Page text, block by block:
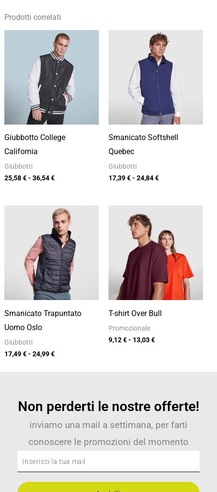
Prodotti correlati
Giubbotto College
California
Giubbotti
25,58€- 36,54€
Fascia
di
prezzo:
da
25,58 €
a
36,54 €
Smanicato Softshell
Quebec
Giubbotti
17,39€- 24,84€
Fascia
di
prezzo:
da
17,39 €
24,84 €
Smanicato Trapuntato
Uomo Oslo
Giubbotti
17,49€- 24,99€
Fascia
di
prezzo:
da
17,49 €
a
24,99 €
T-shirt Over Bull
Promozionale
9,12€- 13,03€
da
9,12 €
13,03 €
Non perderti le nostre offerte!
inviamo una mail a settimana, per farti
conoscere le promozioni del momento
Inserisci
la
tua